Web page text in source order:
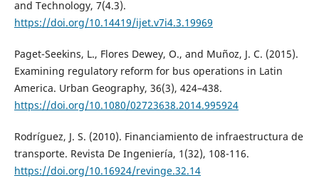
and Technology, 7(4.3).
https://doi.org/10.14419/ijet.v7i4.3.19969
Paget-Seekins, L., Flores Dewey, O., and Muñoz, J. C. (2015).
Examining regulatory reform for bus operations in Latin
America. Urban Geography, 36(3), 424–438.
https://doi.org/10.1080/02723638.2014.995924
Rodríguez, J. S. (2010). Financiamiento de infraestructura de
transporte. Revista De Ingeniería, 1(32), 108-116.
https://doi.org/10.16924/revinge.32.14